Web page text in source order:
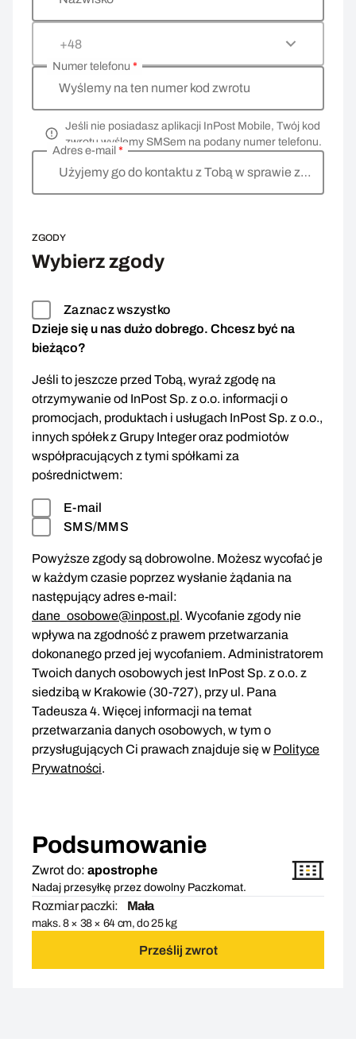
+48
Wyślemy na ten numer kod zwrotu
Numer telefonu *
Jeśli nie posiadasz aplikacji InPost Mobile, Twój kod
zwrotu wyślemy SMSem na podany numer telefonu.
Użyjemy go do kontaktu z Tobą w sprawie zwrotu
Adres e-mail *
ZGODY
Wybierz zgody
Zaznacz wszystko
Dzieje się u nas dużo dobrego. Chcesz być na
bieżąco?
Jeśli to jeszcze przed Tobą, wyraź zgodę na
otrzymywanie od InPost Sp. z o.o. informacji o
promocjach, produktach i usługach InPost Sp. z o.o.,
innych spółek z Grupy Integer oraz podmiotów
współpracujących z tymi spółkami za
pośrednictwem:
E-mail
SMS/MMS
Powyższe zgody są dobrowolne. Możesz wycofać je
w każdym czasie poprzez wysłanie żądania na
następujący adres e-mail:
dane_osobowe@inpost.pl. Wycofanie zgody nie
wpływa na zgodność z prawem przetwarzania
dokonanego przed jej wycofaniem. Administratorem
Twoich danych osobowych jest InPost Sp. z o.o. z
siedzibą w Krakowie (30-727), przy ul. Pana
Tadeusza 4. Więcej informacji na temat
przetwarzania danych osobowych, w tym o
przysługujących Ci prawach znajduje się w Polityce
Prywatności.
Podsumowanie
Zwrot do: apostrophe
Nadaj przesyłkę przez dowolny Paczkomat.
Rozmiar paczki: Mała
maks. 8 × 38 × 64 cm, do 25 kg
Prześlij zwrot